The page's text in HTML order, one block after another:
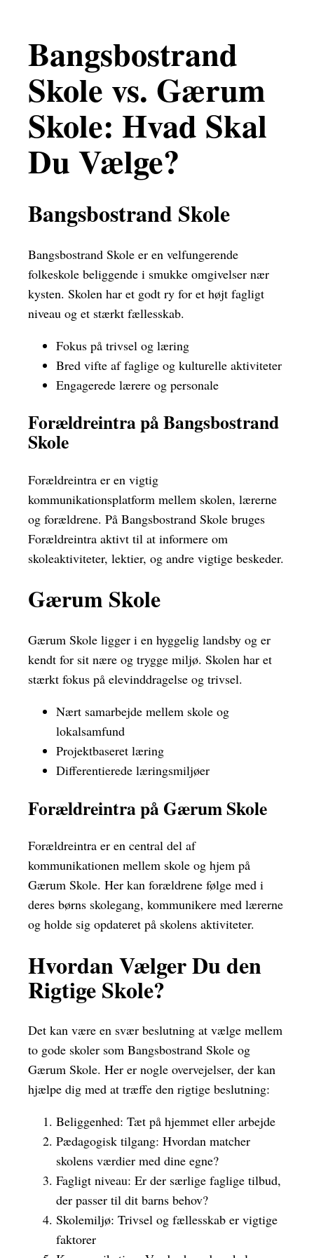
Bangsbostrand
Skole vs. Gærum
Skole: Hvad Skal
Du Vælge?
Bangsbostrand Skole
Bangsbostrand Skole er en velfungerende
folkeskole beliggende i smukke omgivelser nær
kysten. Skolen har et godt ry for et højt fagligt
niveau og et stærkt fællesskab.
Fokus på trivsel og læring
Bred vifte af faglige og kulturelle aktiviteter
Engagerede lærere og personale
Forældreintra på Bangsbostrand
Skole
Forældreintra er en vigtig
kommunikationsplatform mellem skolen, lærerne
og forældrene. På Bangsbostrand Skole bruges
Forældreintra aktivt til at informere om
skoleaktiviteter, lektier, og andre vigtige beskeder.
Gærum Skole
Gærum Skole ligger i en hyggelig landsby og er
kendt for sit nære og trygge miljø. Skolen har et
stærkt fokus på elevinddragelse og trivsel.
Nært samarbejde mellem skole og
lokalsamfund
Projektbaseret læring
Differentierede læringsmiljøer
Forældreintra på Gærum Skole
Forældreintra er en central del af
kommunikationen mellem skole og hjem på
Gærum Skole. Her kan forældrene følge med i
deres børns skolegang, kommunikere med lærerne
og holde sig opdateret på skolens aktiviteter.
Hvordan Vælger Du den
Rigtige Skole?
Det kan være en svær beslutning at vælge mellem
to gode skoler som Bangsbostrand Skole og
Gærum Skole. Her er nogle overvejelser, der kan
hjælpe dig med at træffe den rigtige beslutning:
Beliggenhed: Tæt på hjemmet eller arbejde
Pædagogisk tilgang: Hvordan matcher
skolens værdier med dine egne?
Fagligt niveau: Er der særlige faglige tilbud,
der passer til dit barns behov?
Skolemiljø: Trivsel og fællesskab er vigtige
faktorer